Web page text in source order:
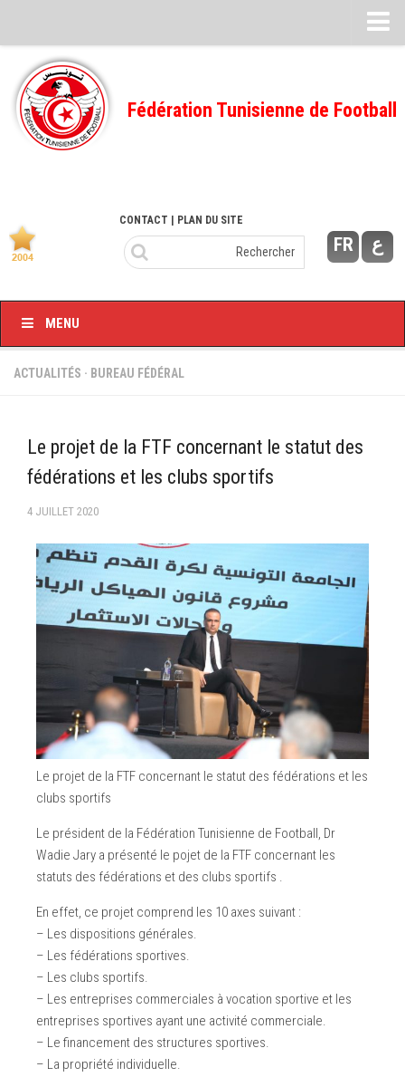
Feuille de match
FMI – 2022/2023
Ligue I – 2022/2023
Ligue I – 2020/2021
Ligue I – 2019/2020
Feuilles de match 2018/2019
Feuille de match 2017/2018
–Ligue I–
–Ligue II–
Feuille de match 2016/2017
-Ligue III-
Fédération Tunisienne de Football
FR ع
CONTACT | PLAN DU SITE
MENU
ACTUALITÉS · BUREAU FÉDÉRAL
Le projet de la FTF concernant le statut des
fédérations et les clubs sportifs
4 JUILLET 2020
Le projet de la FTF concernant le statut des fédérations et les
clubs sportifs
Le président de la Fédération Tunisienne de Football, Dr
Wadie Jary a présenté le pojet de la FTF concernant les
statuts des fédérations et des clubs sportifs .
En effet, ce projet comprend les 10 axes suivant :
– Les dispositions générales.
– Les fédérations sportives.
– Les clubs sportifs.
– Les entreprises commerciales à vocation sportive et les
entreprises sportives ayant une activité commerciale.
– Le financement des structures sportives.
– La propriété individuelle.